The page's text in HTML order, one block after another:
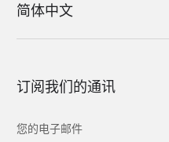
简体中文
订阅我们的通讯